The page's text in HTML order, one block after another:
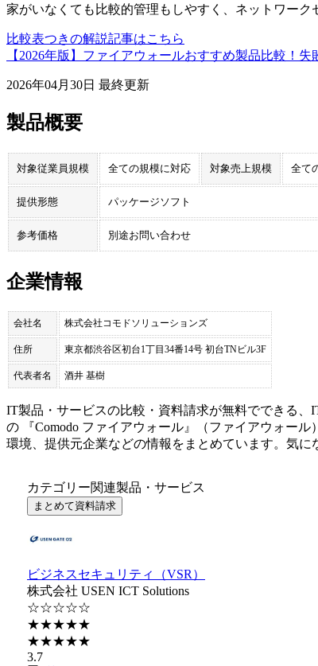
家がいなくても比較的管理もしやすく、ネットワーク
比較表つきの解説記事はこちら
【2026年版】ファイアウォールおすすめ製品比較！
2026年04月30日 最終更新
製品概要
対象従業員規模 全ての規模に対応 対象売上規模 全て
提供形態 パッケージソフト
参考価格 別途お問い合わせ
企業情報
会社名 株式会社コモドソリューションズ
住所 東京都渋谷区初台1丁目34番14号 初台TNビル3F
代表者名 酒井 基樹
IT製品・サービスの比較・資料請求が無料でできる、
の 『Comodo ファイアウォール』（ファイアウォール
環境、提供元企業などの情報をまとめています。気に
カテゴリー関連製品・サービス
まとめて資料請求
ビジネスセキュリティ（VSR）
株式会社 USEN ICT Solutions
☆☆☆☆☆
★★★★★
★★★★★
3.7